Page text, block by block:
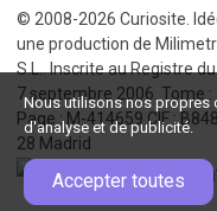
© 2008-2026 Curiosite.
une production de
S.L.. Inscrite au Registre
7 septembre 2006. Tome :
Page : M-414659 CIF :
28 Madrid
Nous utilisons nos propres
d'analyse et de publicité.
Accepter toutes